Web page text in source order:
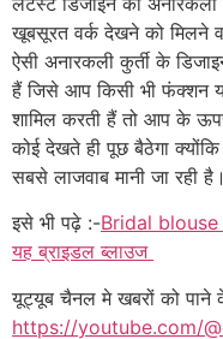
खूबसूरत वर्क देखने को मिलने
ऐसी अनारकली कुर्ती के
हैं जिसे आप किसी भी फंक्शन
शामिल करती हैं तो आप के
कोई देखते ही पूछ बैठेगा
सबसे लाजवाब मानी जा रही है।
इसे भी पढ़े :-Bridal blouse
यह ब्राइडल ब्लाउज
यूट्यूब चैनल मे खबरों को
https://youtube.com/